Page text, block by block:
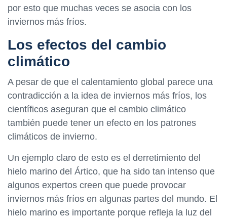
por esto que muchas veces se asocia con los
inviernos más fríos.
Los efectos del cambio
climático
A pesar de que el calentamiento global parece una
contradicción a la idea de inviernos más fríos, los
científicos aseguran que el cambio climático
también puede tener un efecto en los patrones
climáticos de invierno.
Un ejemplo claro de esto es el derretimiento del
hielo marino del Ártico, que ha sido tan intenso que
algunos expertos creen que puede provocar
inviernos más fríos en algunas partes del mundo. El
hielo marino es importante porque refleja la luz del